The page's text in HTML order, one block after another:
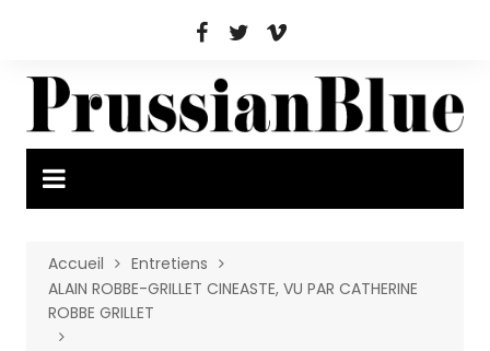
Accueil
Entretiens
ALAIN ROBBE-GRILLET CINEASTE, VU PAR CATHERINE
ROBBE GRILLET